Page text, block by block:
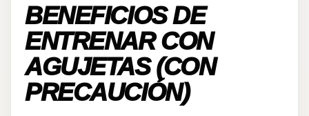
BENEFICIOS DE
ENTRENAR CON
AGUJETAS (CON
PRECAUCIÓN)